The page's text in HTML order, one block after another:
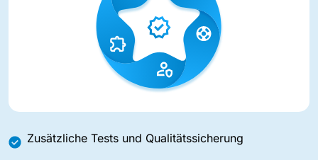
Zusätzliche Tests und Qualitätssicherung